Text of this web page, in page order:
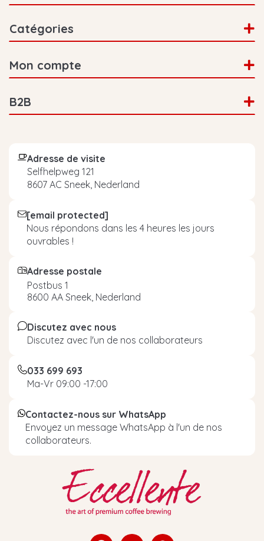
Catégories
Mon compte
B2B
Adresse de visite
Selfhelpweg 121
8607 AC Sneek, Nederland
[email protected]
Nous répondons dans les 4 heures les jours
ouvrables !
Adresse postale
Postbus 1
8600 AA Sneek, Nederland
Discutez avec nous
Discutez avec l'un de nos collaborateurs
033 699 693
Ma-Vr 09:00 -17:00
Contactez-nous sur WhatsApp
Envoyez un message WhatsApp à l'un de nos
collaborateurs.